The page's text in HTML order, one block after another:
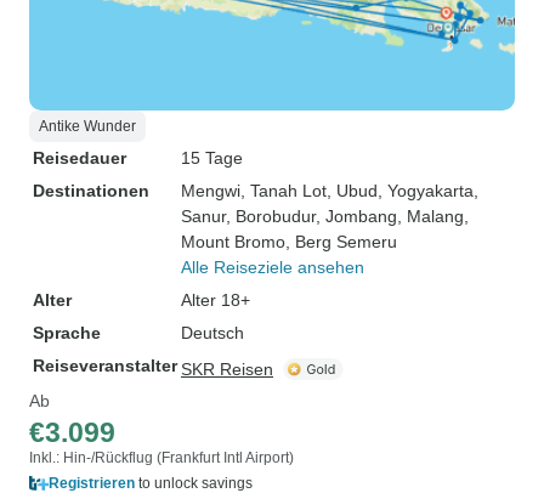
Antike Wunder
Reisedauer
15 Tage
Destinationen
Mengwi , Tanah Lot , Ubud , Yogyakarta
Sanur, Borobudur, Jombang , Malang
Mount Bromo , Berg Semeru
Alle Reiseziele ansehen
Alter
Alter 18+
Sprache
Deutsch
ReiseveranstalterSKR Reisen
Ab
€3.099
Inkl.: Hin-/Rückflug (Frankfurt Intl Airport)
Registrieren to unlock savings